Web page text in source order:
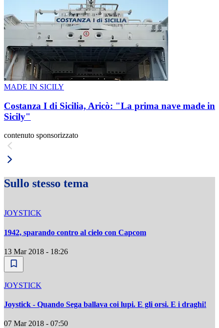
MADE IN SICILY
Costanza I di Sicilia, Aricò: "La prima nave made in
Sicily"
contenuto sponsorizzato
Sullo stesso tema
JOYSTICK
1942, sparando contro al cielo con Capcom
13 Mar 2018 - 18:26
JOYSTICK
Joystick - Quando Sega ballava coi lupi. E gli orsi. E i draghi!
07 Mar 2018 - 07:50